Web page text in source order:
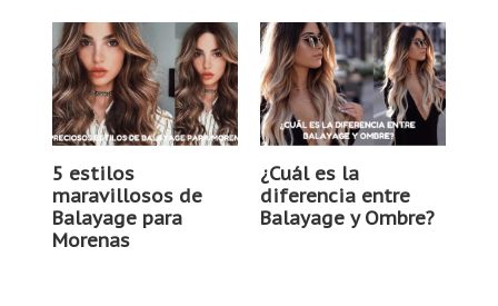
5 estilos
maravillosos de
Balayage para
Morenas
¿Cuál es la
diferencia entre
Balayage y Ombre?